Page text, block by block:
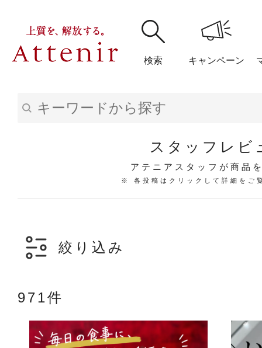
検索 キャンペーン
アテニア
アテニアの「
スタッフレビ
アテニアスタッフが商品
※ 各投稿はクリックして詳細をご
絞り込み
971件